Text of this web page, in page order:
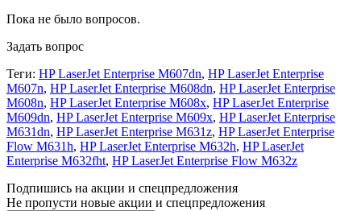
Пока не было вопросов.
Задать вопрос
Теги: HP LaserJet Enterprise M607dn, HP LaserJet Enterprise
M607n, HP LaserJet Enterprise M608dn, HP LaserJet Enterprise
M608n, HP LaserJet Enterprise M608x, HP LaserJet Enterprise
M609dn, HP LaserJet Enterprise M609x, HP LaserJet Enterprise
M631dn, HP LaserJet Enterprise M631z, HP LaserJet Enterprise
Flow M631h, HP LaserJet Enterprise M632h, HP LaserJet
Enterprise M632fht, HP LaserJet Enterprise Flow M632z
Подпишись на акции и спецпредложения
Не пропусти новые акции и спецпредложения